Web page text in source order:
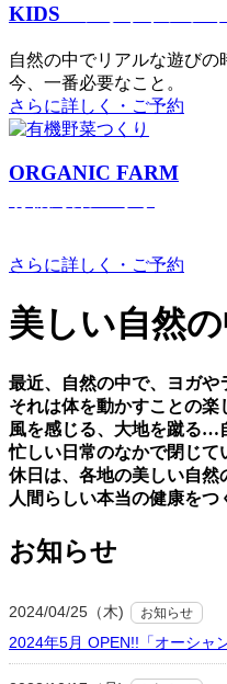
KIDS
⾃然の中でリアルな遊びの
今、⼀番必要なこと。
さらに詳しく・ご予約
ORGANIC FARM
さらに詳しく・ご予約
美しい⾃然
最近、⾃然の中で、ヨガや
それは体を動かすことの楽
⾵を感じる、⼤地を蹴る…
忙しい⽇常のなかで閉じて
休⽇は、各地の美しい⾃然
⼈間らしい本当の健康をつ
お知らせ
2024/04/25（木) お知らせ
2024年5月 OPEN!!「オーシャ